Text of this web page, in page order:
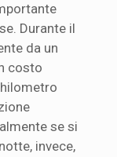
Durante il
da un
costo
se si
invece,